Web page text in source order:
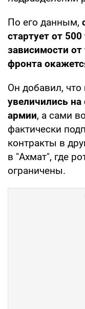
По его данным,
стартует от
зависимости от
фронта
Он добавил, что
увеличились
армии, а сами
фактически
контракты в
в "Ахмат", где
ограничены.